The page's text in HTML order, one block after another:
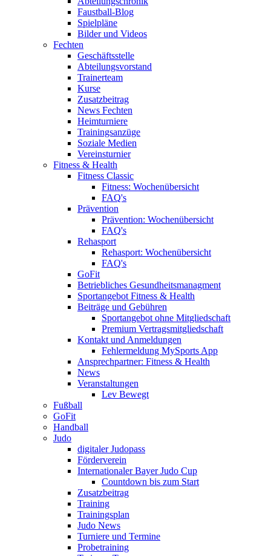
Faustball-Blog
Spielpläne
Bilder und Videos
Fechten
Geschäftsstelle
Abteilungsvorstand
Trainerteam
Kurse
Zusatzbeitrag
News Fechten
Heimturniere
Trainingsanzüge
Soziale Medien
Vereinsturnier
Fitness & Health
Fitness Classic
Fitness: Wochenübersicht
FAQ's
Prävention
Prävention: Wochenübersicht
FAQ's
Rehasport
Rehasport: Wochenübersicht
FAQ's
GoFit
Betriebliches Gesundheitsmanagment
Sportangebot Fitness & Health
Beiträge und Gebühren
Sportangebot ohne Mitgliedschaft
Premium Vertragsmitgliedschaft
Kontakt und Anmeldungen
Fehlermeldung MySports App
Ansprechpartner: Fitness & Health
News
Veranstaltungen
Lev Bewegt
Fußball
GoFit
Handball
Judo
digitaler Judopass
Förderverein
Internationaler Bayer Judo Cup
Countdown bis zum Start
Zusatzbeitrag
Training
Trainingsplan
Judo News
Turniere und Termine
Probetraining